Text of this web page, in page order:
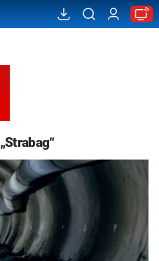
„Strabag“